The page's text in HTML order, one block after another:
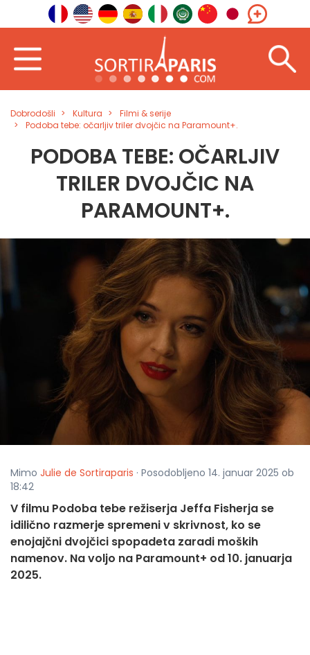
Dobrodošli Kultura
Filmi & serije
Podoba tebe: očarljiv triler dvojčic na Paramount+.
PODOBA TEBE: OČARLJIV
TRILER DVOJČIC NA
PARAMOUNT+.
Mimo Julie de Sortiraparis · Posodobljeno 14. januar 2025 ob
18:42
V filmu Podoba tebe režiserja Jeffa Fisherja se
idilično razmerje spremeni v skrivnost, ko se
enojajčni dvojčici spopadeta zaradi moških
namenov. Na voljo na Paramount+ od 10. januarja
2025.